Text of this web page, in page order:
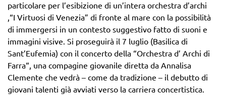
particolare per l’esibizione di un’intera orchestra d’archi
,“I Virtuosi di Venezia” di fronte al mare con la possibilità
di immergersi in un contesto suggestivo fatto di suoni e
immagini visive. Si proseguirà il 7 luglio (Basilica di
Sant’Eufemia) con il concerto della “Orchestra d’ Archi di
Farra“, una compagine giovanile diretta da Annalisa
Clemente che vedrà – come da tradizione – il debutto di
giovani talenti già avviati verso la carriera concertistica.